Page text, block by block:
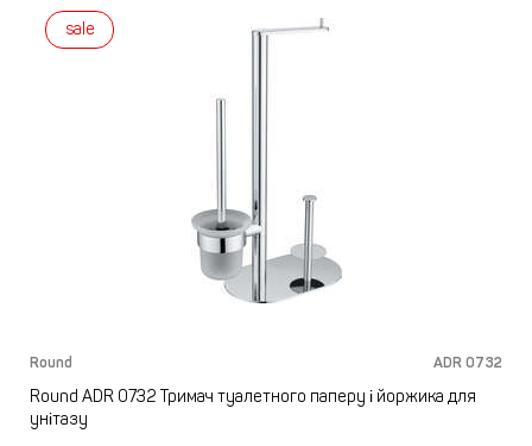
sale
Round ADR 0732
Round ADR 0732 Тримач туалетного паперу і йоржика для
унітазу